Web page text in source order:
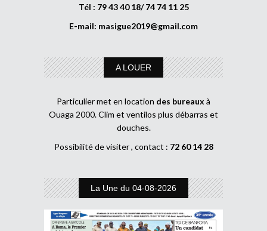
Tél : 79 43 40 18/ 74 74 11 25
E-mail: masigue2019@gmail.com
A LOUER
Particulier met en location des bureaux à
Ouaga 2000. Clim et ventilos plus débarras et
douches.
Possibilité de visiter , contact : 72 60 14 28
La Une du 04-08-2026